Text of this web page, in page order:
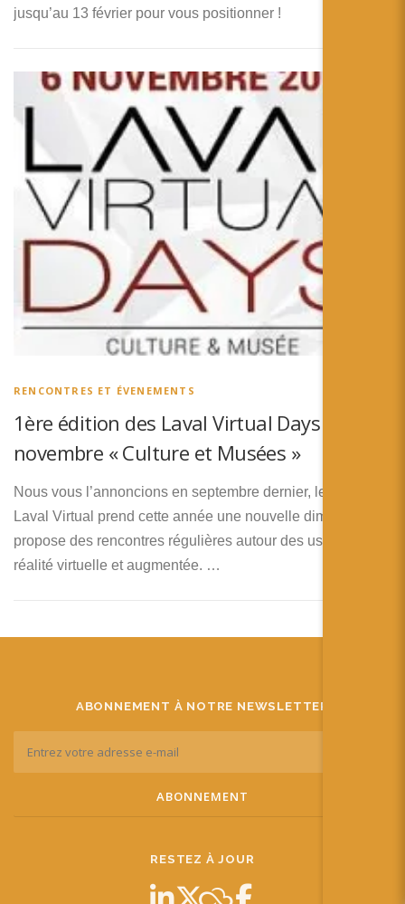
jusqu’au 13 février pour vous positionner !
RENCONTRES ET ÉVENEMENTS
1ère édition des Laval Virtual Days le 6
novembre « Culture et Musées »
Nous vous l’annoncions en septembre dernier, le salon
Laval Virtual prend cette année une nouvelle dimension et
propose des rencontres régulières autour des usages de la
réalité virtuelle et augmentée. …
ABONNEMENT À NOTRE NEWSLETTER
RESTEZ À JOUR